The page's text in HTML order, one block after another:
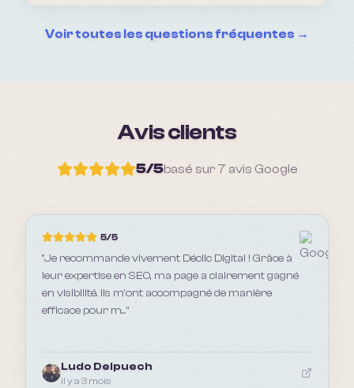
Voir toutes les questions fréquentes →
Avis clients
5/5basé sur 7 avis Google
5/5
"Je recommande vivement Déclic Digital ! Grâce à
leur expertise en SEO, ma page a clairement gagné
en visibilité. Ils m’ont accompagné de manière
efficace pour m..."
Ludo Delpuech
il y a 3 mois